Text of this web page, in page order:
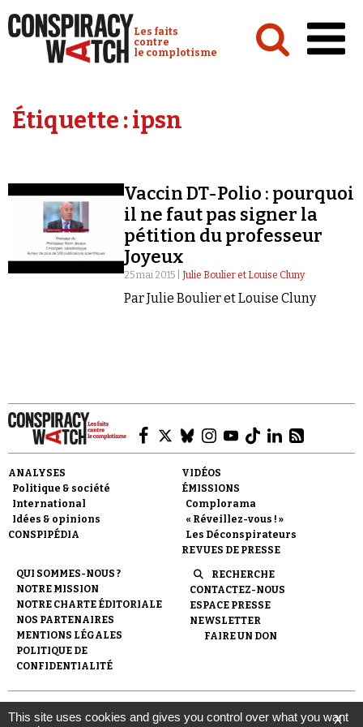
Conspiracy Watch :
Les faits
contre
le complotisme
Analyses
Vidéos
Émissions
Revues de presse
Faire un don
Demander à Vera
Étiquette :ipsn
Vaccin DT-Polio : pourquoi
il ne faut pas signer la
pétition du professeur
Joyeux
25 mai 2015 | Julie Boulier et Louise Cluny
Par Julie Boulier et Louise Cluny
ANALYSES
Politique & société
International
Idées & opinions
CONSPIPÉDIA
VIDÉOS
ÉMISSIONS
Complorama
« Réveillez-vous ! »
Les Déconspirateurs
REVUES DE PRESSE
QUI SOMMES-NOUS ?
NOTRE MISSION
NOTRE CHARTE ÉDITORIALE
NOS PARTENAIRES
MENTIONS LÉGALES
POLITIQUE DE
CONFIDENTIALITÉ
RECHERCHE
CONTACTEZ-NOUS
ESPACE PRESSE
NEWSLETTER
FAIRE UN DON
© 2007- 2026 Conspiracy Watch | Une réalisation de
l'Observatoire du conspirationnisme (association loi de 1901) avec
X
This site uses cookies and gives you control over what you want